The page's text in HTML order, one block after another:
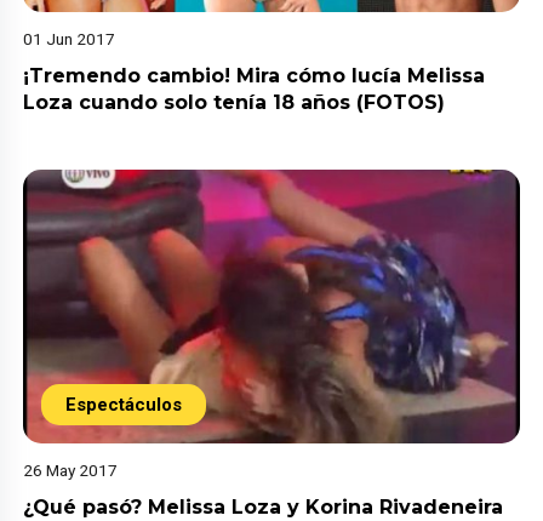
01 Jun 2017
¡Tremendo cambio! Mira cómo lucía Melissa
Loza cuando solo tenía 18 años (FOTOS)
Espectáculos
26 May 2017
¿Qué pasó? Melissa Loza y Korina Rivadeneira